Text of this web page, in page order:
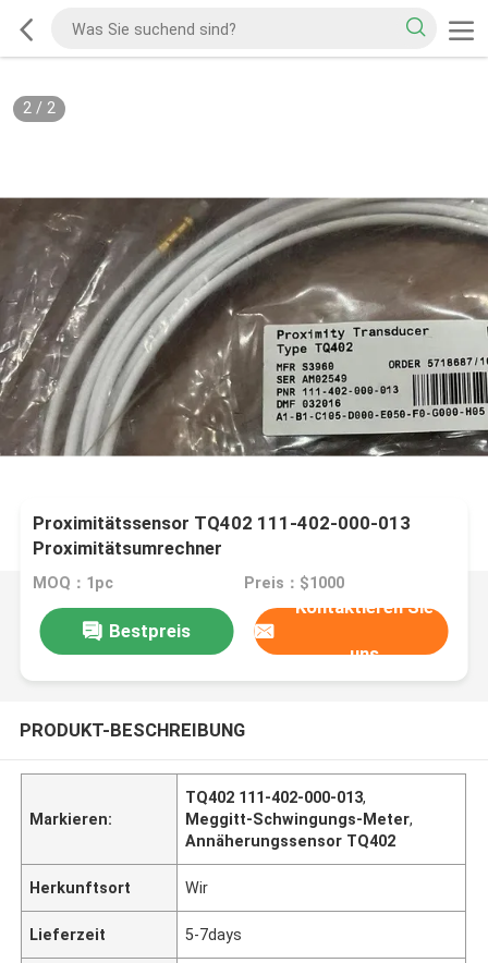
2/ 2
Proximitätssensor TQ402 111-402-000-013
Proximitätsumrechner
MOQ：1pc Preis：$1000
Bestpreis
Kontaktieren Sie
uns
PRODUKT-BESCHREIBUNG
Markieren:
TQ402 111-402-000-013,
Meggitt-Schwingungs-Meter,
Annäherungssensor TQ402
Herkunftsort Wir
Lieferzeit 5-7days